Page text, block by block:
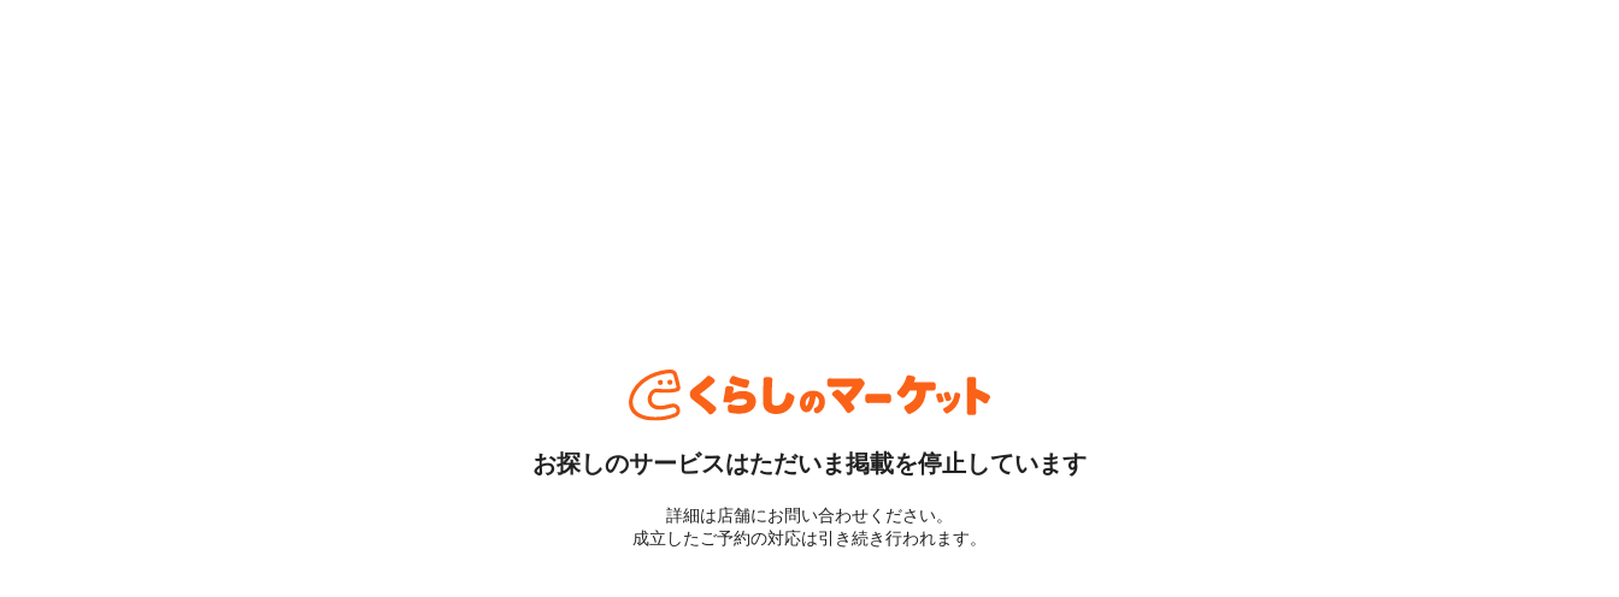
お探しのサービスはただいま掲載を停止しています
詳細は店舗にお問い合わせください。
成立したご予約の対応は引き続き行われます。